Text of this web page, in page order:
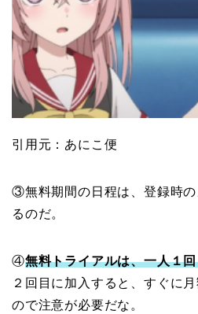
引用元：あにこ便
③無料期間の日程は、登録時
るのだ。
④無料トライアルは、一人１
２回目に加入すると、すぐに
ので注意が必要だな。